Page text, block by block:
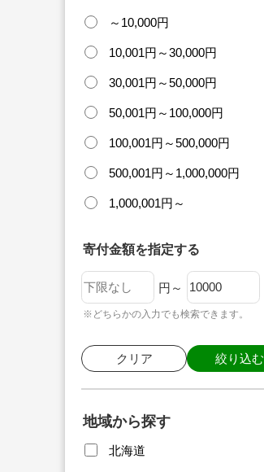
～10,000円
10,001円～30,000円
30,001円～50,000円
50,001円～100,000円
100,001円～500,000円
500,001円～1,000,000円
1,000,001円～
寄付金額を指定する
円～
※どちらかの入力でも検索できます。
クリア 絞り込む
地域から探す
北海道